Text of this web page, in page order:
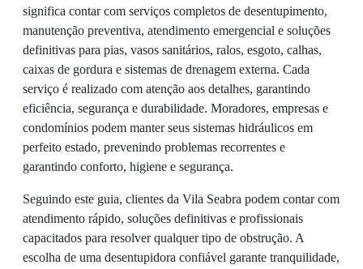
significa contar com serviços completos de desentupimento,
manutenção preventiva, atendimento emergencial e soluções
definitivas para pias, vasos sanitários, ralos, esgoto, calhas,
caixas de gordura e sistemas de drenagem externa. Cada
serviço é realizado com atenção aos detalhes, garantindo
eficiência, segurança e durabilidade. Moradores, empresas e
condomínios podem manter seus sistemas hidráulicos em
perfeito estado, prevenindo problemas recorrentes e
garantindo conforto, higiene e segurança.
Seguindo este guia, clientes da Vila Seabra podem contar com
atendimento rápido, soluções definitivas e profissionais
capacitados para resolver qualquer tipo de obstrução. A
escolha de uma desentupidora confiável garante tranquilidade,